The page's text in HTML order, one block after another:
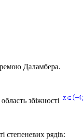
Даламбера.
збіжності
степеневих рядів: